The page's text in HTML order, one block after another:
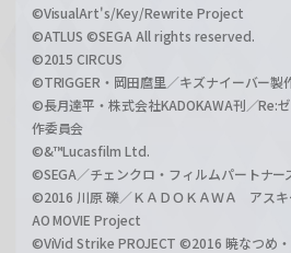
©VisualArt's/Key/Rewrite Project
©ATLUS ©SEGA All rights reserved.
©2015 CIRCUS
©TRIGGER・岡田麿里／キズナイーバー製
©長月達平・株式会社KADOKAWA刊／Re:
作委員会
©&™Lucasfilm Ltd.
©SEGA／チェンクロ・フィルムパートナー
©2016 川原 礫／ＫＡＤＯＫＡＷＡ アスキ
AO MOVIE Project
©ViVid Strike PROJECT ©2016 暁なつめ